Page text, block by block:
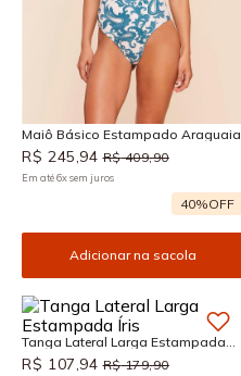
Maiô Básico Estampado Araguaia
R$ 245,94 R$ 409,90
Em até6xsem juros
40%OFF
Adicionar na sacola
Tanga Lateral Larga Estampada
Íris
R$ 107,94 R$ 179,90